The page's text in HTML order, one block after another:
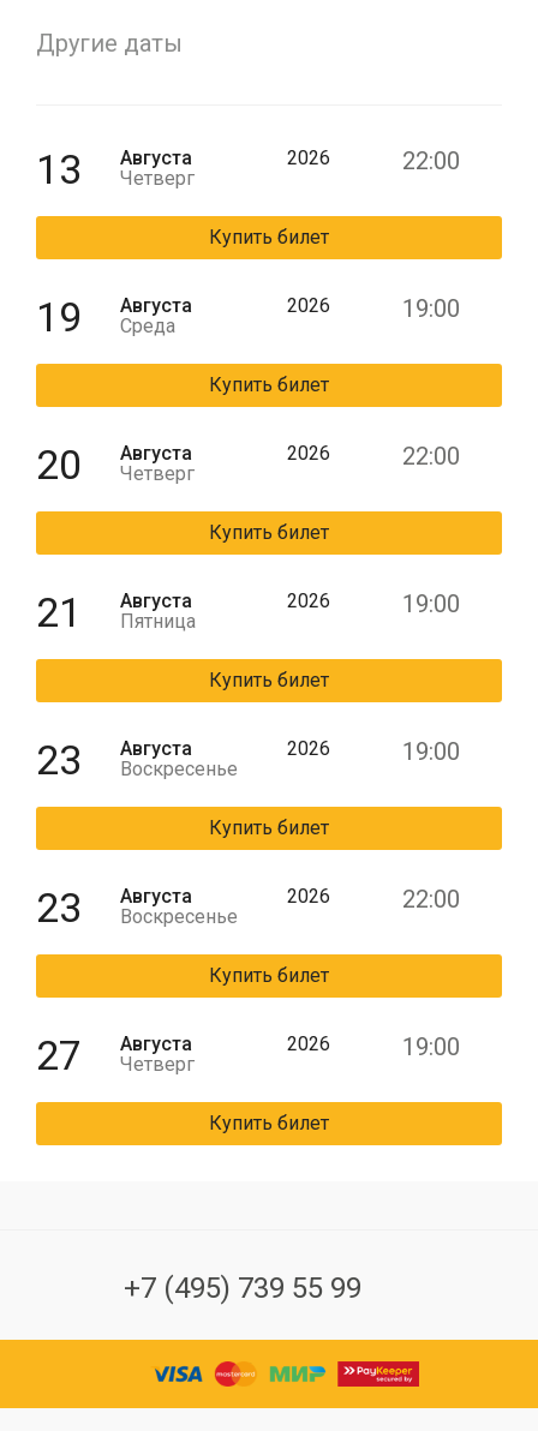
Другие даты
13
Августа
Четверг
2026 22:00
Купить билет
19
Августа
Среда
2026 19:00
Купить билет
20
Августа
Четверг
2026 22:00
Купить билет
21
Августа
Пятница
2026 19:00
Купить билет
23
Августа
Воскресенье
2026 19:00
Купить билет
23
Августа
Воскресенье
2026 22:00
Купить билет
27
Августа
Четверг
2026 19:00
Купить билет
+7 (495) 739 55 99